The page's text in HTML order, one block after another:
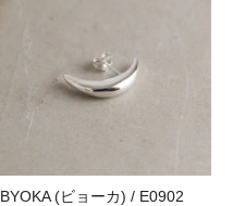
BYOKA (ビョーカ) / E0902